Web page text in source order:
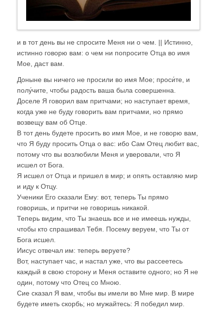
и в тот день вы не спросите Меня ни о чем. || Истинно,
истинно говорю вам: о чем ни попросите Отца во имя
Мое, даст вам.
Доныне вы ничего не просили во имя Мое; проси́те, и
полу́чите, чтобы радость ваша была совершенна.
Доселе Я говорил вам притчами; но наступает время,
когда уже не буду говорить вам притчами, но прямо
возвещу вам об Отце.
В тот день будете просить во имя Мое, и не говорю вам,
что Я буду просить Отца о вас: ибо Сам Отец любит вас,
потому что вы возлюбили Меня и уверовали, что Я
исшел от Бога.
Я исшел от Отца и пришел в мир; и опять оставляю мир
и иду к Отцу.
Ученики Его сказали Ему: вот, теперь Ты прямо
говоришь, и притчи не говоришь никакой.
Теперь видим, что Ты знаешь все и не имеешь нужды,
чтобы кто спрашивал Тебя. Посему веруем, что Ты от
Бога исшел.
Иисус отвечал им: теперь веруете?
Вот, наступает час, и настал уже, что вы рассеетесь
каждый в свою сторону и Меня оставите одного; но Я не
один, потому что Отец со Мною.
Сие сказал Я вам, чтобы вы имели во Мне мир. В мире
будете иметь скорбь; но мужайтесь: Я победил мир.